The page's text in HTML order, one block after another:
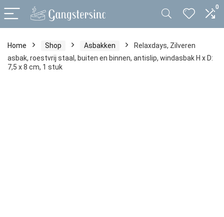
0
Home Shop Asbakken
Relaxdays, Zilveren
asbak, roestvrij staal, buiten en binnen, antislip, windasbak H x D:
7,5 x 8 cm, 1 stuk